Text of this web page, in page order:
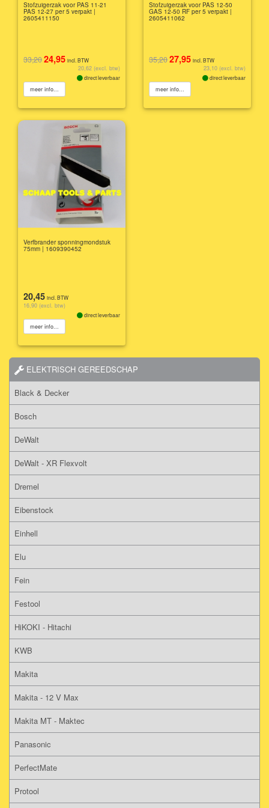
Stofzuigerzak voor PAS 11-21
PAS 12-27 per 5 verpakt |
2605411150
33,2024,95 incl. BTW
20,62 (excl. btw)
direct leverbaar
meer info...
Stofzuigerzak voor PAS 12-50
GAS 12-50 RF per 5 verpakt |
2605411062
35,2027,95 incl. BTW
23,10 (excl. btw)
direct leverbaar
meer info...
Verfbrander sponningmondstuk
75mm | 1609390452
20,45 incl. BTW
16,90 (excl. btw)
direct leverbaar
meer info...
ELEKTRISCH GEREEDSCHAP
Black & Decker
Bosch
DeWalt
DeWalt - XR Flexvolt
Dremel
Eibenstock
Einhell
Elu
Fein
Festool
HiKOKI - Hitachi
KWB
Makita
Makita - 12 V Max
Makita MT - Maktec
Panasonic
PerfectMate
Protool